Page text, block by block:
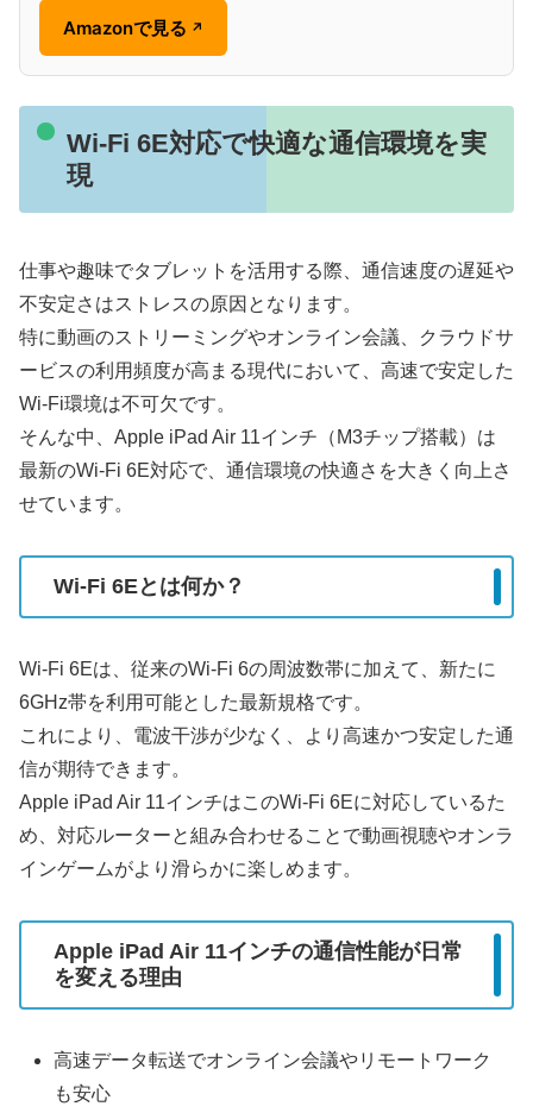
Amazonで見る ↗
Wi-Fi 6E対応で快適な通信環境を実
現
仕事や趣味でタブレットを活用する際、通信速度の遅延や
不安定さはストレスの原因となります。
特に動画のストリーミングやオンライン会議、クラウドサ
ービスの利用頻度が高まる現代において、高速で安定した
Wi-Fi環境は不可欠です。
そんな中、Apple iPad Air 11インチ（M3チップ搭載）は
最新のWi-Fi 6E対応で、通信環境の快適さを大きく向上さ
せています。
Wi-Fi 6Eとは何か？
Wi-Fi 6Eは、従来のWi-Fi 6の周波数帯に加えて、新たに
6GHz帯を利用可能とした最新規格です。
これにより、電波干渉が少なく、より高速かつ安定した通
信が期待できます。
Apple iPad Air 11インチはこのWi-Fi 6Eに対応しているた
め、対応ルーターと組み合わせることで動画視聴やオンラ
インゲームがより滑らかに楽しめます。
Apple iPad Air 11インチの通信性能が日常
を変える理由
高速データ転送でオンライン会議やリモートワーク
も安心